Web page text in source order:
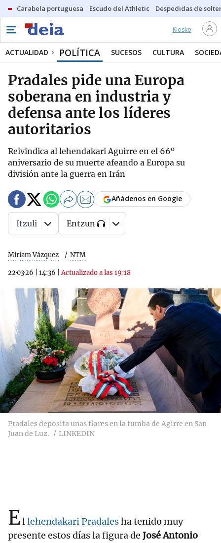
Carabela portuguesa Escudo del Athletic Despedidas de
Kiosko
ACTUALIDAD POLÍTICA SUCESOS CULTURA
Pradales pide una Europa
soberana en industria y
defensa ante los líderes
autoritarios
Reivindica al lehendakari Aguirre en el 66º
aniversario de su muerte afeando a Europa su
división ante la guerra en Irán
Míriam Vázquez NTM
22·03·26 14:36 |Actualizado a las 19:18
Añádenos en Google
Itzuli Entzun
Pradales deposita unas flores en la tumba de Agirre en San
Juan de Luz.
LINKEDIN
Ellehendakari Pradalesha tenido muy
presente estos días la figura de José Antonio